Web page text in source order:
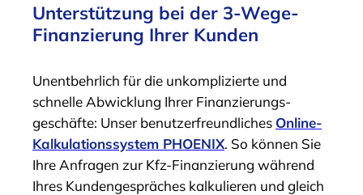
Unterstützung bei der 3-Wege-
Finanzierung Ihrer Kunden
Unentbehrlich für die unkomplizierte und
schnelle Abwicklung Ihrer Finanzierungs­
geschäfte: Unser benutzerfreundliches Online-
Kalkulations­system PHOENIX. So können Sie
Ihre Anfragen zur Kfz-Finanzierung während
Ihres Kunden­gespräches kalkulieren und gleich